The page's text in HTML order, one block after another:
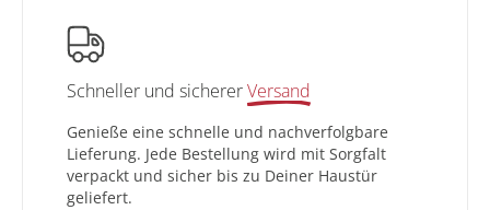
Schneller und sichererVersand
Genieße eine schnelle und nachverfolgbare
Lieferung. Jede Bestellung wird mit Sorgfalt
verpackt und sicher bis zu Deiner Haustür
geliefert.